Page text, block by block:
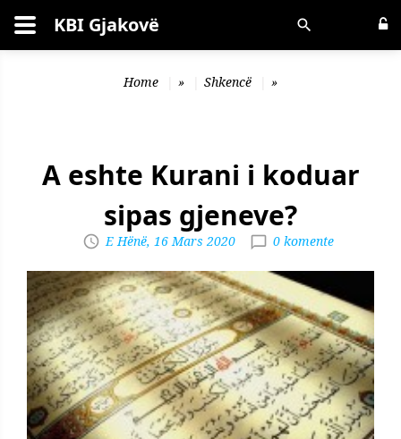
Kërko KBI Gjakovë
Home » Shkencë »
A eshte Kurani i koduar
sipas gjeneve?
E Hënë, 16 Mars 2020 0 komente